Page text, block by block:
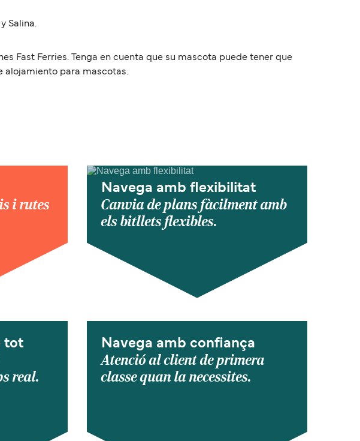
Salina.
Fast Ferries. Tenga en cuenta que su mascota puede tener que
alojamiento para mascotas.
i rutes
Navega amb flexibilitat
Canvia de plans fàcilment amb
els bitllets flexibles.
tot
real.
Navega amb confiança
Atenció al client de primera
classe quan la necessites.